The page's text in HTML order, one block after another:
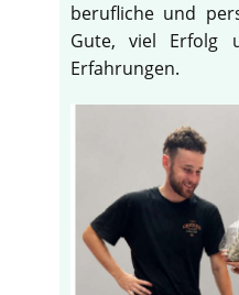
berufliche und
Gute, viel Erfolg
Erfahrungen.